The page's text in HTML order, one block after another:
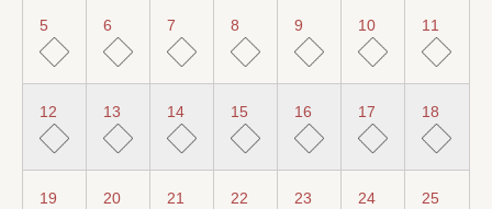
5 6 7 8 9 10 11
12 13 14 15 16 17 18
19 20 21 22 23 24 25